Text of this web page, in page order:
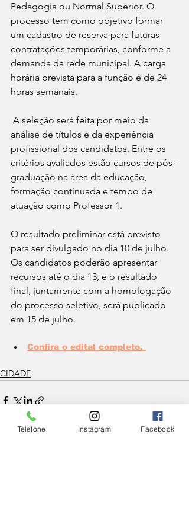
Pedagogia ou Normal Superior. O
processo tem como objetivo formar
um cadastro de reserva para futuras
contratações temporárias, conforme a
demanda da rede municipal. A carga
horária prevista para a função é de 24
horas semanais.
A seleção será feita por meio da
análise de títulos e da experiência
profissional dos candidatos. Entre os
critérios avaliados estão cursos de pós-
graduação na área da educação,
formação continuada e tempo de
atuação como Professor 1.
O resultado preliminar está previsto
para ser divulgado no dia 10 de julho.
Os candidatos poderão apresentar
recursos até o dia 13, e o resultado
final, juntamente com a homologação
do processo seletivo, será publicado
em 15 de julho.
Confira o edital completo.
CIDADE
Telefone Instagram Facebook